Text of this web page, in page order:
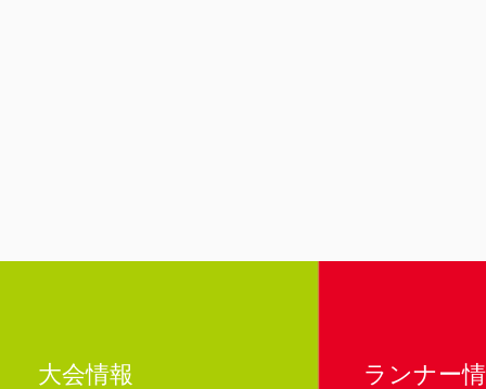
大会情報 ランナー